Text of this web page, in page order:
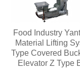
Food Industry
Material Lifting
Type Covered
Elevator Z Type